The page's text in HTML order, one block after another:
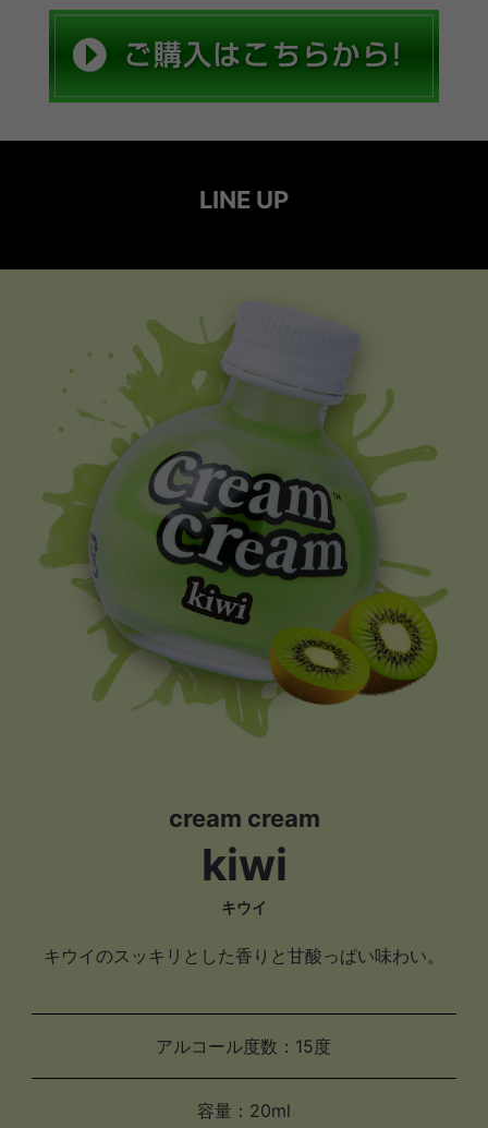
LINE UP
cream cream
kiwi
キウイ
キウイのスッキリとした香りと甘酸っぱい味わい。
アルコール度数：15度
容量：20ml